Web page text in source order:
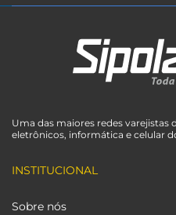
Uma das maiores redes varejistas
eletrônicos, informática e celular
INSTITUCIONAL
Sobre nós